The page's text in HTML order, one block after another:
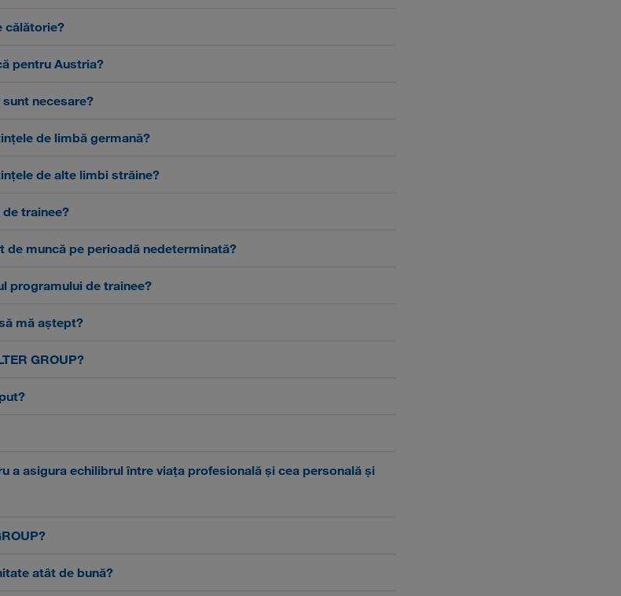
călătorie?
pentru Austria?
necesare?
de limbă germană?
de alte limbi străine?
trainee?
de muncă pe perioadă nedeterminată?
programului de trainee?
mă aștept?
GROUP?
a asigura echilibrul între viața profesională și cea personală și
atât de bună?